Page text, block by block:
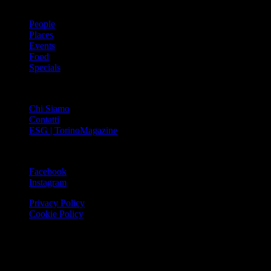
People
Places
Events
Food
Specials
Chi Siamo
Contatti
ESG | TorinoMagazine
Facebook
Instagram
Privacy Policy
Cookie Policy